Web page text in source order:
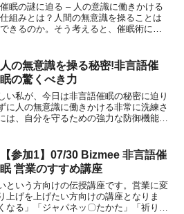
催眠の謎に迫る – 人の意識に働きかける
仕組みとは？人間の無意識を操ることは
できるのか。そう考えると、催眠術には
質を理解していない。それでは、一体ど
のようにして催眠は人...
人の無意識を操る秘密!非言語催
眠の驚くべき力
い私が、今日は非言語催眠の秘密に迫り
に人の無意識に働きかける非常に洗練さ
は、自分を守るための強力な防御機能が
【参加1】07/30 Bizmee 非言語催
眠 営業のすすめ講座
という方向けの伝授講座です。営業に変
上げを上げたい方向けの講座となりま
なる」「ジャパネッ〇たかた」「祈り」